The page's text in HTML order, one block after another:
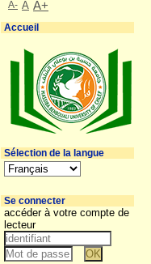
A- A A+
Accueil
Sélection de la langue
Se connecter
accéder à votre compte de
lecteur